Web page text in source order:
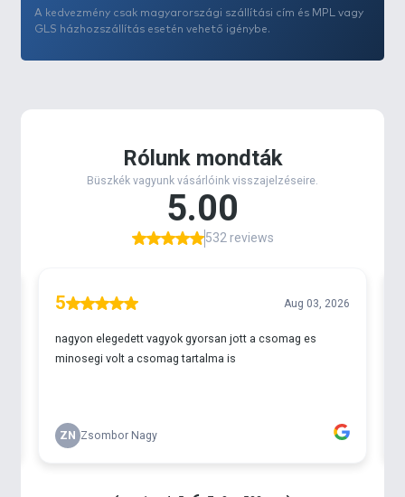
A kedvezmény csak magyarországi szállítási cím és MPL vagy
GLS házhozszállítás esetén vehető igénybe.